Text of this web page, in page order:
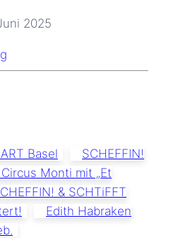
2025
Basel
SCHEFFIN!
Monti mit „Et
& SCHTiFFT
Edith Habraken